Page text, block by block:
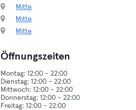
Mitte
Mitte
Mitte
Öffnungszeiten
Montag: 12:00 - 22:00
Dienstag: 12:00 - 22:00
Mittwoch: 12:00 - 22:00
Donnerstag: 12:00 - 22:00
Freitag: 12:00 - 22:00